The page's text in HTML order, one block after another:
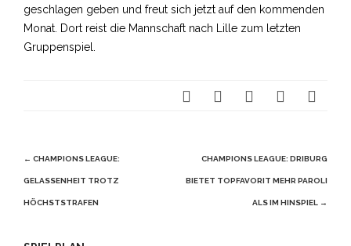
geschlagen geben und freut sich jetzt auf den kommenden
Monat. Dort reist die Mannschaft nach Lille zum letzten
Gruppenspiel.
Beitragsnavigation
← CHAMPIONS LEAGUE:
GELASSENHEIT TROTZ
HÖCHSTSTRAFEN
CHAMPIONS LEAGUE: DRIBURG
BIETET TOPFAVORIT MEHR PAROLI
ALS IM HINSPIEL →